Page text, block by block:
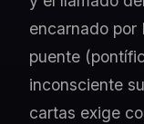
encarnado por
puente
inconsciente
cartas exige